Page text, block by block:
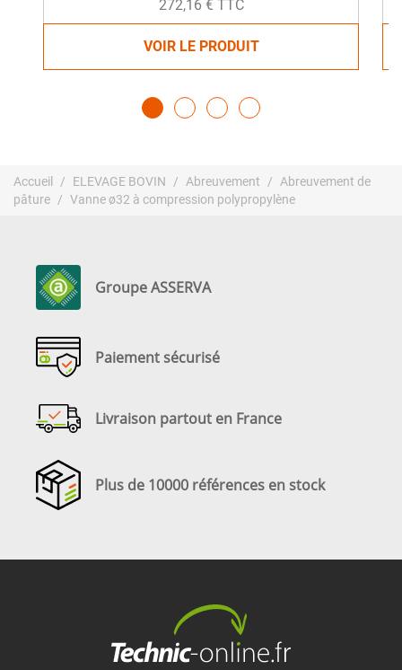
272,16 € TTC
VOIR LE PRODUIT
Accueil ELEVAGE BOVIN Abreuvement
Abreuvement de
pâture
Vanne ø32 à compression polypropylène
Groupe ASSERVA
Paiement sécurisé
Livraison partout en France
Plus de 10000 références en stock